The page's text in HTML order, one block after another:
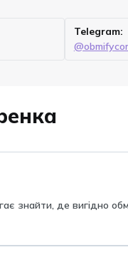
Telegram:
знайти, де вигідно